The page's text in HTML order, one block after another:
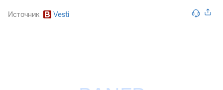
Источник Vesti